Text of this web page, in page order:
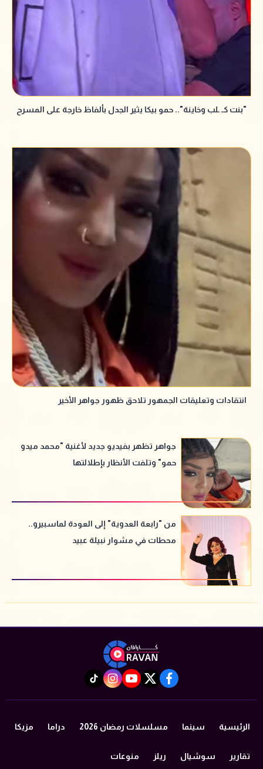
"بنت كـ ـلب وخاينة".. حمو بيكا يثير الجدل بألفاظ خارجة على المسرح
انتقادات وتعليقات الجمهور تلاحق ظهور جواهر الأخير
جواهر تظهر بفيديو جديد لأغنية "محمد ميدو
حمو" وتلفت الأنظار بإطلالتها
من "رابعة العدوية" إلى العودة لماسبيرو..
محطات في مشوار نبيلة عبيد
facebook
twitter
youtube
instagram
tiktok
الرئيسية سينما مسلسلات رمضان 2026 دراما مزيكا
تقارير سوشيال ريلز منوعات